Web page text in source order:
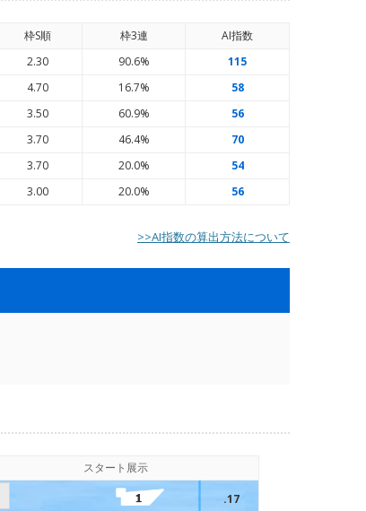
枠S順 枠3連 AI指数
2.30 90.6%
115
4.70 16.7%
58
3.50 60.9%
56
3.70 46.4%
70
3.70 20.0%
54
3.00 20.0% 56
>>AI指数の算出方法について
スタート展示
.17